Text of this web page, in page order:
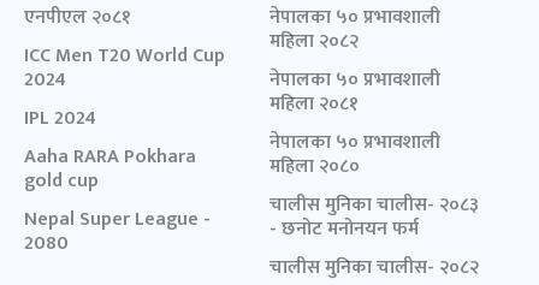
एनपीएल २०८१
ICC Men T20 World Cup
2024
IPL 2024
Aaha RARA Pokhara
gold cup
Nepal Super League -
2080
नेपालका ५० प्रभावशाली
महिला २०८२
नेपालका ५० प्रभावशाली
महिला २०८१
नेपालका ५० प्रभावशाली
महिला २०८०
चालीस मुनिका चालीस- २०८३
- छनोट मनोनयन फर्म
चालीस मुनिका चालीस- २०८२